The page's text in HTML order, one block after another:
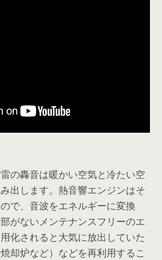
の轟音は暖かい空気と冷たい空
出します。熱音響エンジンはそ
で、音波をエネルギーに変換
がないメンテナンスフリーのエ
化されると大気に放出していた
却炉など）などを再利用するこ